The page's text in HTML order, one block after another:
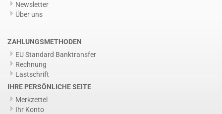
Newsletter
Über uns
ZAHLUNGSMETHODEN
EU Standard Banktransfer
Rechnung
Lastschrift
IHRE PERSÖNLICHE SEITE
Merkzettel
Ihr Konto